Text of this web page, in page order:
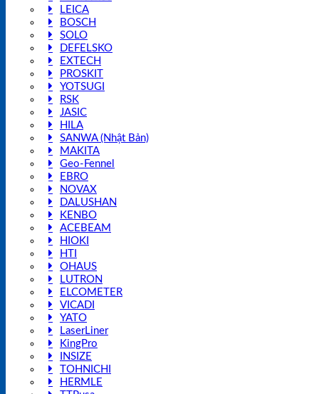
LEICA
BOSCH
SOLO
DEFELSKO
EXTECH
PROSKIT
YOTSUGI
RSK
JASIC
HILA
SANWA (Nhật Bản)
MAKITA
Geo-Fennel
EBRO
NOVAX
DALUSHAN
KENBO
ACEBEAM
HIOKI
HTI
OHAUS
LUTRON
ELCOMETER
VICADI
YATO
LaserLiner
KingPro
INSIZE
TOHNICHI
HERMLE